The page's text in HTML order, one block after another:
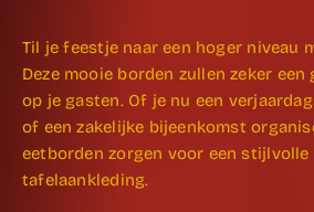
Til je feestje naar een hoger niveau
Deze mooie borden zullen zeker
op je gasten. Of je nu een
of een zakelijke bijeenkomst
eetborden zorgen voor een stijlvolle
tafelaankleding.